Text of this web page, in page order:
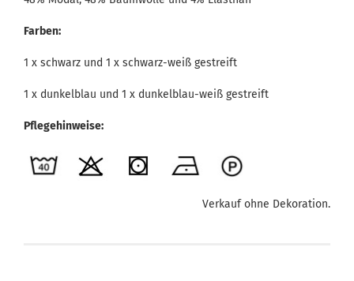
Farben:
1 x schwarz und 1 x schwarz-weiß gestreift
1 x dunkelblau und 1 x dunkelblau-weiß gestreift
Pflegehinweise:
Verkauf ohne Dekoration.